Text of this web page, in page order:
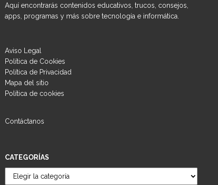
Aquí encontrarás contenidos educativos, trucos, consejos,
apps, programas y más sobre tecnología e informática.
Aviso Legal
Política de Cookies
Política de Privacidad
Mapa del sitio
Política de cookies
Contáctanos
CATEGORÍAS